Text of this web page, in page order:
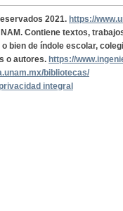
2021. https://
Contiene textos,
de índole escolar,
o autores. https://
bibliotecas/
integral